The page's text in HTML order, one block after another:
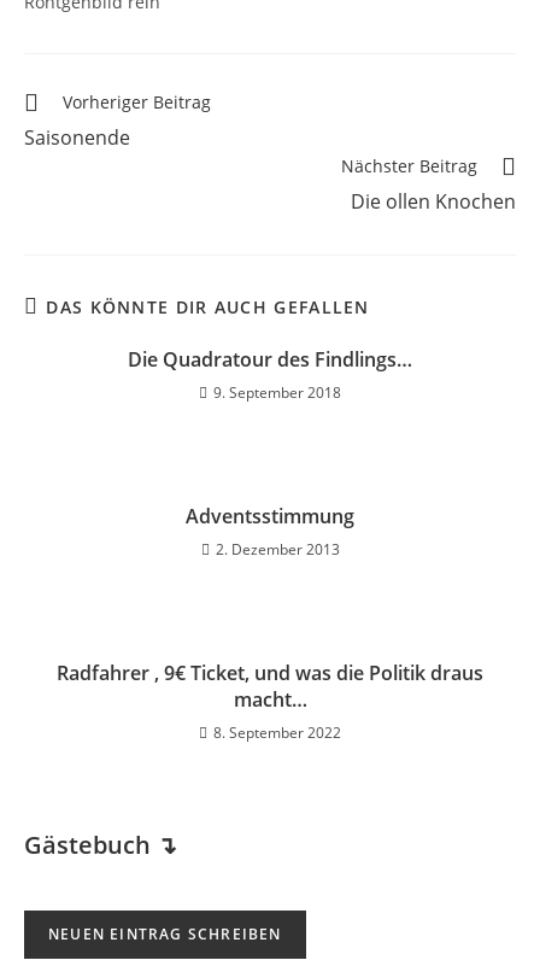
Vorheriger Beitrag
Saisonende
Nächster Beitrag
Die ollen Knochen
DAS KÖNNTE DIR AUCH GEFALLEN
Die Quadratour des Findlings…
9. September 2018
Adventsstimmung
2. Dezember 2013
Radfahrer , 9€ Ticket, und was die Politik draus
macht…
8. September 2022
Gästebuch ↴